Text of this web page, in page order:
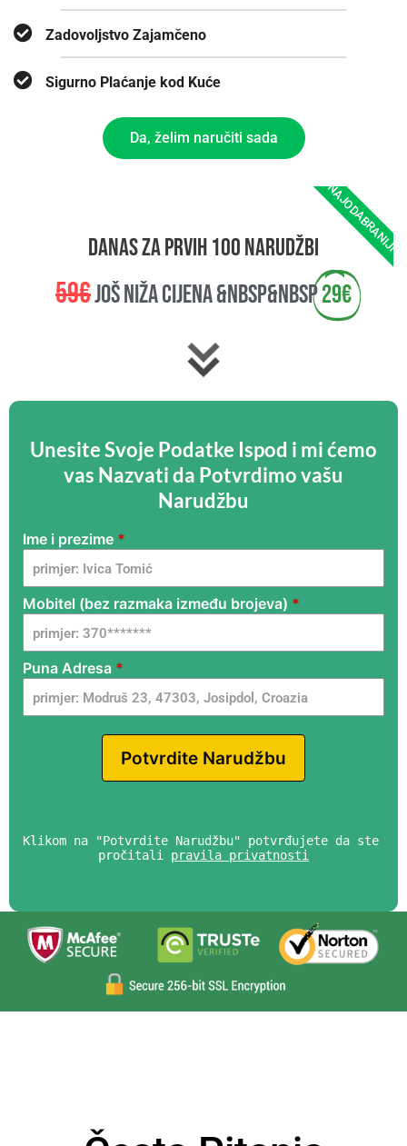
Zadovoljstvo Zajamčeno
Sigurno Plaćanje kod Kuće
Da, želim naručiti sada
NAJODABRANIJI
danas za prvih 100 narudžbi
59€još niža cijena &nbsp&nbsp29€
Unesite Svoje Podatke Ispod i mi ćemo
vas Nazvati da Potvrdimo vašu
Narudžbu
Cappuccinatore
HR - FlamyFox
- Google
Ime i prezime *
Mobitel (bez razmaka između brojeva) *
Puna Adresa *
Potvrdite Narudžbu
Klikom na "Potvrdite Narudžbu" potvrđujete da ste
pročitali pravila privatnosti